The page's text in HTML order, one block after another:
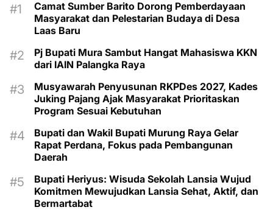
Camat Sumber Barito Dorong Pemberdayaan
Masyarakat dan Pelestarian Budaya di Desa
Laas Baru
Pj Bupati Mura Sambut Hangat Mahasiswa KKN
dari IAIN Palangka Raya
Musyawarah Penyusunan RKPDes 2027, Kades
Juking Pajang Ajak Masyarakat Prioritaskan
Program Sesuai Kebutuhan
Bupati dan Wakil Bupati Murung Raya Gelar
Rapat Perdana, Fokus pada Pembangunan
Daerah
Bupati Heriyus: Wisuda Sekolah Lansia Wujud
Komitmen Mewujudkan Lansia Sehat, Aktif, dan
Bermartabat